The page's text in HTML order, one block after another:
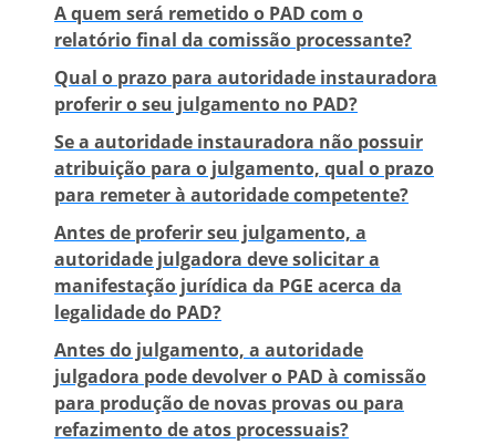
A quem será remetido o PAD com o
relatório final da comissão processante?
Qual o prazo para autoridade instauradora
proferir o seu julgamento no PAD?
Se a autoridade instauradora não possuir
atribuição para o julgamento, qual o prazo
para remeter à autoridade competente?
Antes de proferir seu julgamento, a
autoridade julgadora deve solicitar a
manifestação jurídica da PGE acerca da
legalidade do PAD?
Antes do julgamento, a autoridade
julgadora pode devolver o PAD à comissão
para produção de novas provas ou para
refazimento de atos processuais?